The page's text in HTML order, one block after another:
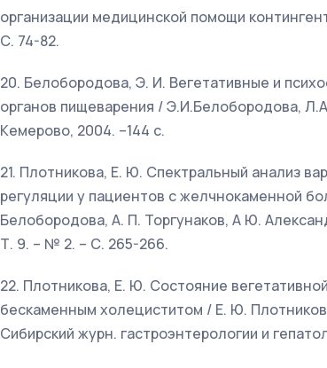
организации медицинской помощи
С. 74-82.
20. Белобородова, Э. И. Вегетативные и
органов пищеварения / Э.И.Белобородова,
Кемерово, 2004. –144 с.
21. Плотникова, Е. Ю. Спектральный анализ
регуляции у пациентов с желчнокаменной
Белобородова, А. П. Торгунаков, А Ю.
Т. 9. – № 2. – С. 265-266.
22. Плотникова, Е. Ю. Состояние
бескаменным холециститом / Е. Ю.
Сибирский журн. гастроэнтерологии и